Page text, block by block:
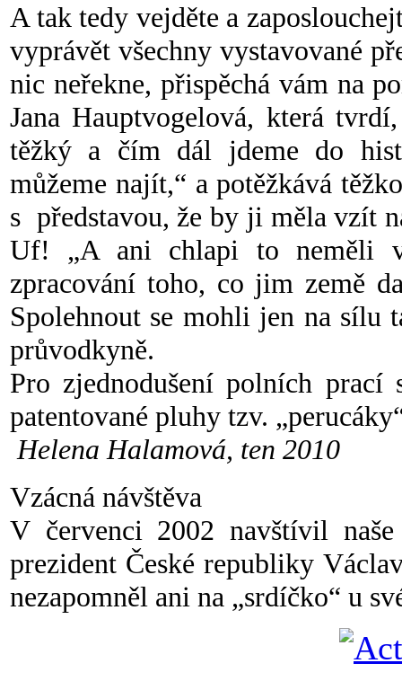
A tak tedy vejděte a
vyprávět všechny vystavované
nic neřekne, přispěchá vám na
Jana Hauptvogelová, která
těžký a čím dál jdeme do
můžeme najít,“ a potěžkává
s představou, že by ji měla vzít
Uf! „A ani chlapi to neměli
zpracování toho, co jim země
Spolehnout se mohli jen na sílu
průvodkyně.
Pro zjednodušení polních
patentované pluhy tzv.
Helena Halamová, ten 2010
Vzácná návštěva
V červenci 2002 navštívil
prezident České republiky
nezapomněl ani na „srdíčko“ u